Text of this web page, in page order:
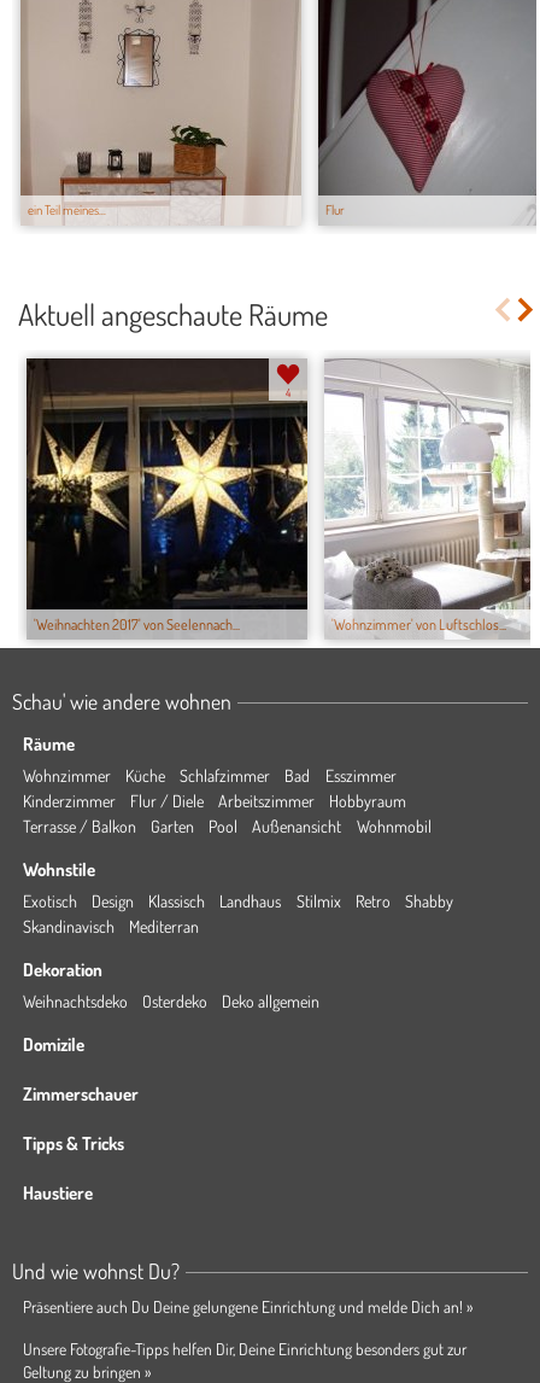
ein Teil meines... Flur
Aktuell angeschaute Räume
'Weihnachten 2017' von Seelennach...
4
'Wohnzimmer' von Luftschlos...
Schau' wie andere wohnen
Räume
Wohnzimmer Küche Schlafzimmer Bad
Esszimmer
Kinderzimmer
Flur / Diele Arbeitszimmer
Hobbyraum
Terrasse / Balkon
Garten Pool Außenansicht Wohnmobil
Wohnstile
Exotisch Design Klassisch Landhaus Stilmix Retro
Shabby
Skandinavisch
Mediterran
Dekoration
Weihnachtsdeko Osterdeko Deko allgemein
Domizile
Zimmerschauer
Tipps & Tricks
Haustiere
Und wie wohnst Du?
Präsentiere auch Du Deine gelungene Einrichtung und melde Dich an! »
Unsere Fotografie-Tipps helfen Dir, Deine Einrichtung besonders gut zur
Geltung zu bringen »